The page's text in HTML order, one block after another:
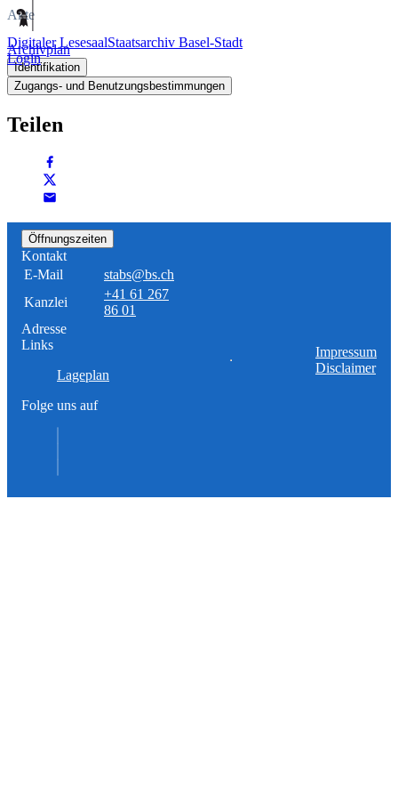
Digitaler LesesaalStaatsarchiv Basel-Stadt
Login
Akte
Archivplan
Identifikation
Zugangs- und Benutzungsbestimmungen
Teilen
Öffnungszeiten
Kontakt
E-Mail
stabs@bs.ch
Kanzlei
+41 61 267
86 01
Adresse
Links
Lageplan
Folge uns auf
Impressum
Disclaimer